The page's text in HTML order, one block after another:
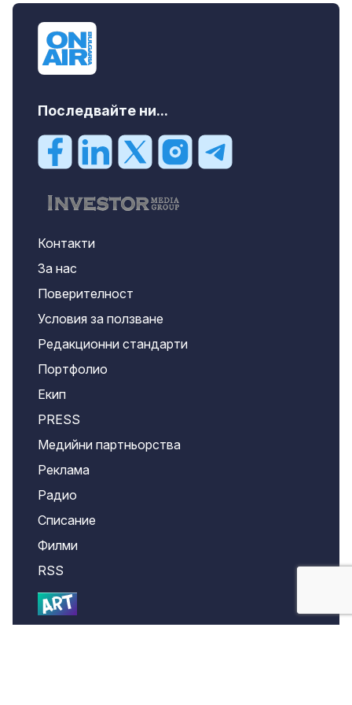
Последвайте ни...
Контакти
За нас
Поверителност
Условия за ползване
Редакционни стандарти
Портфолио
Екип
PRESS
Медийни партньорства
Реклама
Радио
Списание
Филми
RSS